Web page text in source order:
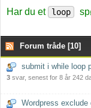
Har du et loop
Forum tråde [10]
submit i while loop
3 svar, senest for 8 år 242
Wordpress exclude